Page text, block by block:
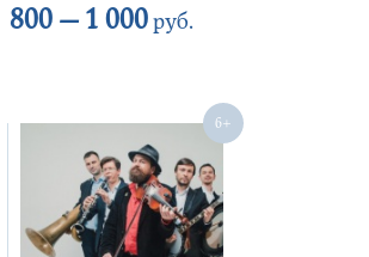
800 —1 000руб.